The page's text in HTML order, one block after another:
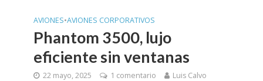
AVIONES•AVIONES CORPORATIVOS
Phantom 3500, lujo
eficiente sin ventanas
22 mayo, 2025 1 comentario Luis Calvo